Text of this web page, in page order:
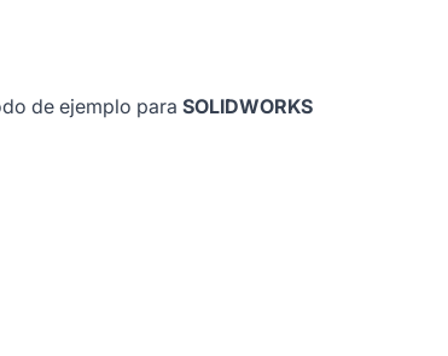
de ejemplo para SOLIDWORKS